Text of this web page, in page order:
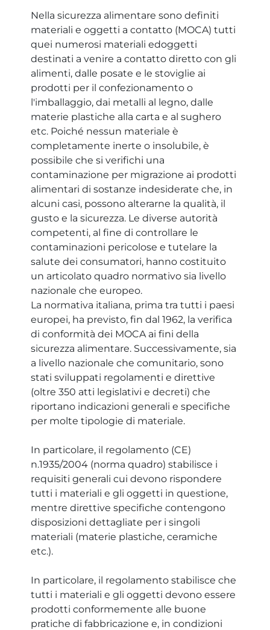
Nella sicurezza alimentare sono definiti
materiali e oggetti a contatto (MOCA) tutti
quei numerosi materiali edoggetti
destinati a venire a contatto diretto con gli
alimenti, dalle posate e le stoviglie ai
prodotti per il confezionamento o
l'imballaggio, dai metalli al legno, dalle
materie plastiche alla carta e al sughero
etc. Poiché nessun materiale è
completamente inerte o insolubile, è
possibile che si verifichi una
contaminazione per migrazione ai prodotti
alimentari di sostanze indesiderate che, in
alcuni casi, possono alterarne la qualità, il
gusto e la sicurezza. Le diverse autorità
competenti, al fine di controllare le
contaminazioni pericolose e tutelare la
salute dei consumatori, hanno costituito
un articolato quadro normativo sia livello
nazionale che europeo.
La normativa italiana, prima tra tutti i paesi
europei, ha previsto, fin dal 1962, la verifica
di conformità dei MOCA ai fini della
sicurezza alimentare. Successivamente, sia
a livello nazionale che comunitario, sono
stati sviluppati regolamenti e direttive
(oltre 350 atti legislativi e decreti) che
riportano indicazioni generali e specifiche
per molte tipologie di materiale.
In particolare, il regolamento (CE)
n.1935/2004 (norma quadro) stabilisce i
requisiti generali cui devono rispondere
tutti i materiali e gli oggetti in questione,
mentre direttive specifiche contengono
disposizioni dettagliate per i singoli
materiali (materie plastiche, ceramiche
etc.).
In particolare, il regolamento stabilisce che
tutti i materiali e gli oggetti devono essere
prodotti conformemente alle buone
pratiche di fabbricazione e, in condizioni